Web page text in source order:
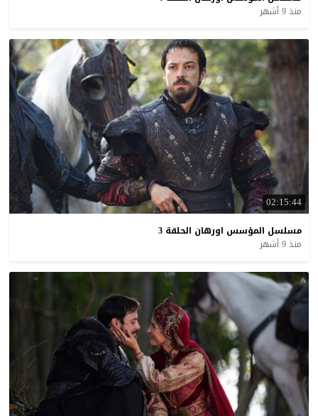
منذ 9 أشهر
02:15:44
مسلسل المؤسس اورهان الحلقة 3
منذ 9 أشهر